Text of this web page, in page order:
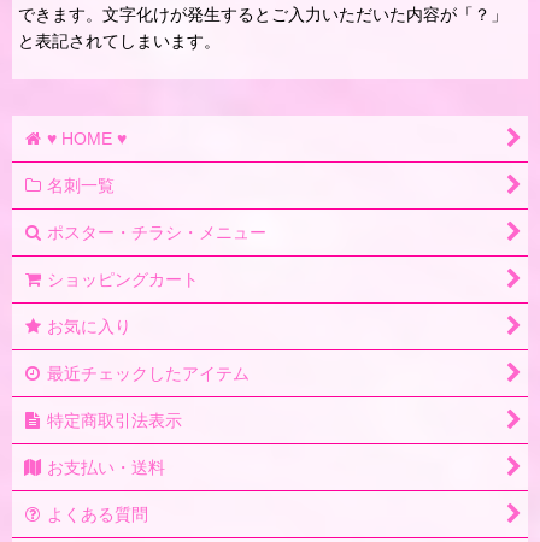
できます。文字化けが発生するとご入力いただいた内容が「？」
と表記されてしまいます。
♥ HOME ♥
名刺一覧
ポスター・チラシ・メニュー
ショッピングカート
お気に入り
最近チェックしたアイテム
特定商取引法表示
お支払い・送料
よくある質問